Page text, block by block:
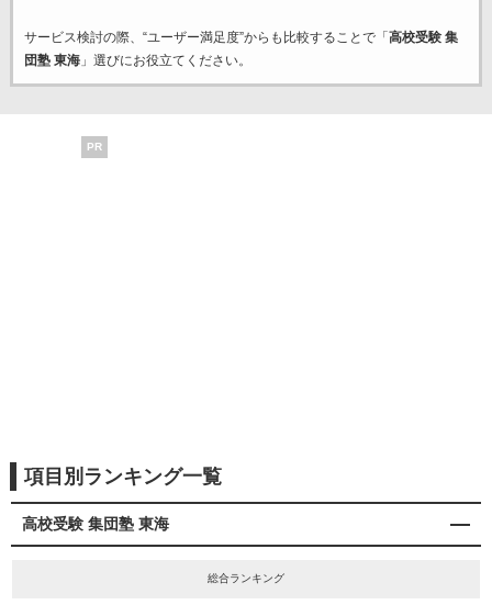
サービス検討の際、“ユーザー満足度”からも比較することで「 高校受験 集
団塾 東海」選びにお役立てください。
PR
項目別ランキング一覧
高校受験 集団塾 東海
総合ランキング